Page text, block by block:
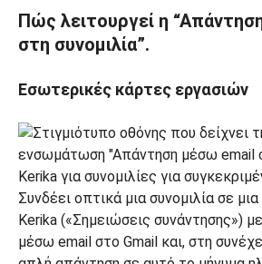
Πώς λειτουργεί η
στη συνομιλία”.
Εσωτερικές κάρτες εργασιών